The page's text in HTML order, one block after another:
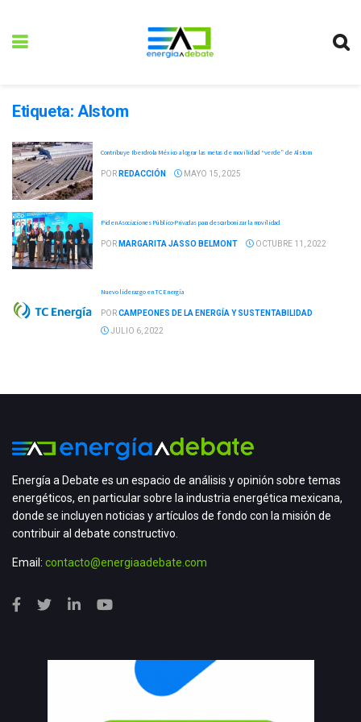
Etiqueta: Alstom
Contribuye Iberdrola México a lograr las metas de movilidad “verde” de Alstom
POR REDACCIÓN MAYO 15, 2025
Piden Asociaciones Público-Privadas para descarbonizar la movilidad
POR MARGARITA JASSO BELMONT OCTUBRE 11, 2022
Nuevo liderazgo en TC Energía
PORCAMPEONES DE LA ENERGÍA Y SUSTENTABILIDAD
JULIO 6, 2022
Energía a Debate es un espacio de análisis y opinión sobre temas
energéticos, en particular sobre la industria energética mexicana,
donde se incluyen noticias y artículos de fondo con la misión de
contribuir al debate constructivo.
Email: contacto@energiaadebate.com